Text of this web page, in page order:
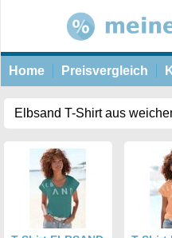
Home Preisvergleich